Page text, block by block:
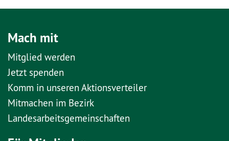
Mach mit
Mitglied werden
Jetzt spenden
Komm in unseren Aktionsverteiler
Mitmachen im Bezirk
Landesarbeitsgemeinschaften